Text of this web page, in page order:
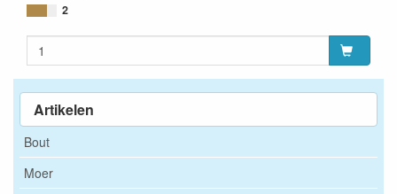
Artikelen
Bout
Moer
2